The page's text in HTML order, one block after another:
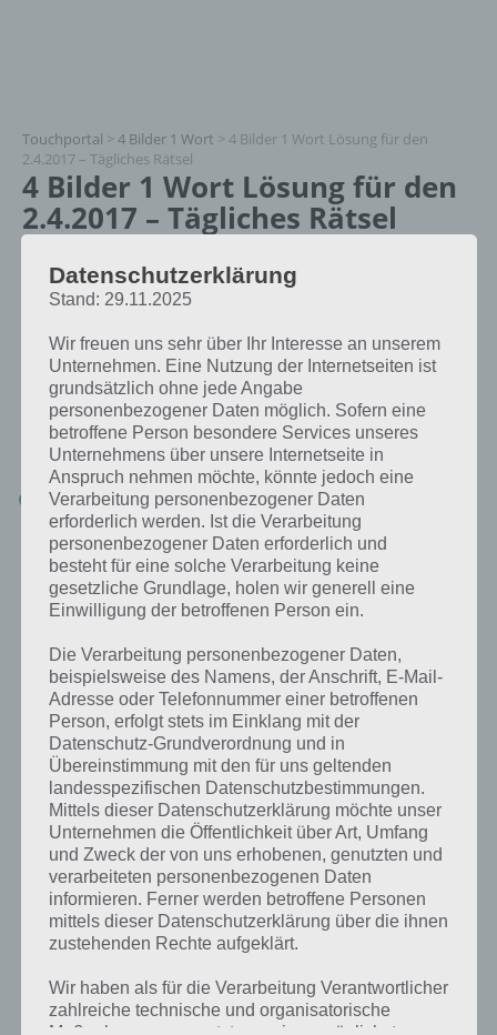
Touchportal > 4 Bilder 1 Wort > 4 Bilder 1 Wort Lösung für den
2.4.2017 – Tägliches Rätsel
4 Bilder 1 Wort Lösung für den
2.4.2017 – Tägliches Rätsel
Paul Stelzer
30.03.2017
App Empfehlung: IQ Test App
Mit zahlreichen Aufgaben zum Knobeln und Üben
JETZT KOSTENLOS HERUNTERLADEN
Die Lösung für das tägliche Rätsel Ostern 2017 in 4 Bilder 1 Wort vom
2.4.2017 lautet:
KORB
Zur Übersicht der4 Bilder 1 Wort Lösungen rund um Ostern 2017
Auf WhatsApp teilen Teilen auf Facebook
Tweet auf Twitter
Mehr Artikel hier auf Touchportal
VORIGER ARTIKEL
4 Bilder 1 Wort
Lösung für den
Tägliches Rätsel
NÄCHSTER ARTIKEL
4 Bilder 1 Wort
Lösung für den
Tägliches Rätsel
Datenschutzerklärung
Stand: 29.11.2025
Wir freuen uns sehr über Ihr Interesse an unserem
Unternehmen. Eine Nutzung der Internetseiten ist
grundsätzlich ohne jede Angabe
personenbezogener Daten möglich. Sofern eine
betroffene Person besondere Services unseres
Unternehmens über unsere Internetseite in
Anspruch nehmen möchte, könnte jedoch eine
Verarbeitung personenbezogener Daten
erforderlich werden. Ist die Verarbeitung
personenbezogener Daten erforderlich und
besteht für eine solche Verarbeitung keine
gesetzliche Grundlage, holen wir generell eine
Einwilligung der betroffenen Person ein.
Die Verarbeitung personenbezogener Daten,
beispielsweise des Namens, der Anschrift, E-Mail-
Adresse oder Telefonnummer einer betroffenen
Person, erfolgt stets im Einklang mit der
Datenschutz-Grundverordnung und in
Übereinstimmung mit den für uns geltenden
landesspezifischen Datenschutzbestimmungen.
Mittels dieser Datenschutzerklärung möchte unser
Unternehmen die Öffentlichkeit über Art, Umfang
und Zweck der von uns erhobenen, genutzten und
verarbeiteten personenbezogenen Daten
informieren. Ferner werden betroffene Personen
mittels dieser Datenschutzerklärung über die ihnen
zustehenden Rechte aufgeklärt.
Wir haben als für die Verarbeitung Verantwortlicher
zahlreiche technische und organisatorische